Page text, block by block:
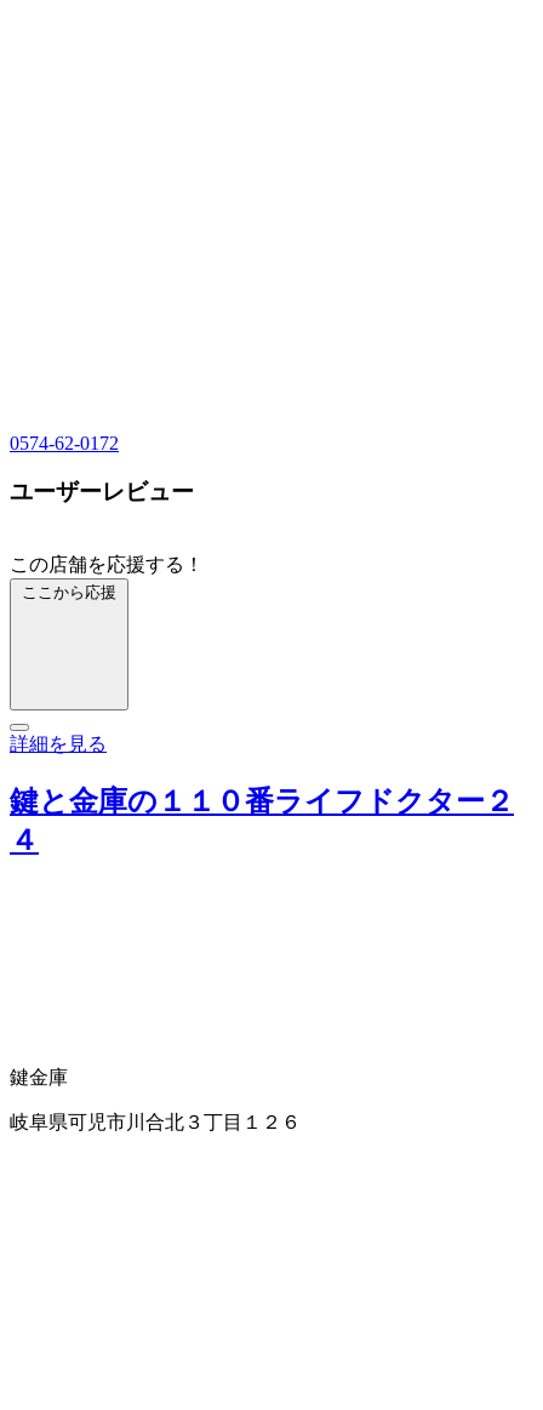
0574-62-0172
ユーザーレビュー
この店舗を応援する！
ここから応援
詳細を見る
鍵と金庫の１１０番ライフドクター２
４
鍵金庫
岐阜県可児市川合北３丁目１２６